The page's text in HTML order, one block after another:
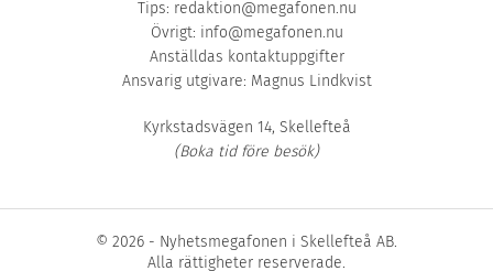
Tips: redaktion@megafonen.nu
Övrigt: info@megafonen.nu
Anställdas kontaktuppgifter
Ansvarig utgivare: Magnus Lindkvist
Kyrkstadsvägen 14, Skellefteå
(Boka tid före besök)
© 2026 - Nyhetsmegafonen i Skellefteå AB.
Alla rättigheter reserverade.